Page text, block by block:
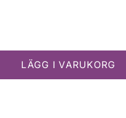
LÄGG I VARUKORG